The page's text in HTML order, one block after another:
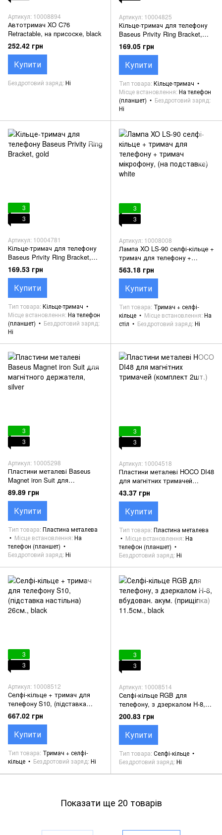
Артикул: 10008894
Автотримач XO C76
Retractable, на присоске, black
252.42 грн
Купити
Бездротовий заряд Ні
Артикул: 10004825
Кільце-тримач для телефону
Baseus Privity Ring Bracket,
black
169.05 грн
Купити
Тип товара Кільце-тримач
Місце встановлення На телефон
(планшет)
Бездротовий заряд
Ні
3
3
Артикул: 10004781
Кільце-тримач для телефону
Baseus Privity Ring Bracket,
gold
169.53 грн
Купити
Тип товара Кільце-тримач
Місце встановлення На телефон
(планшет)
Бездротовий заряд
Ні
3
3
Артикул: 10008008
Лампа XO LS-90 селфі-кільце +
тримач для телефону +
тримач мікрофону, (на
подставке) white
563.18 грн
Купити
Тип товара Тримач + селфі-
кільце
Місце встановлення На
стіл
Бездротовий заряд Ні
3
3
Артикул: 10005298
Пластини металеві Baseus
Magnet iron Suit для
магнітного держателя, silver
89.89 грн
Купити
Тип товара Пластина металева
Місце встановлення На
телефон (планшет)
Бездротовий заряд Ні
3
3
Артикул: 10004518
Пластини металеві HOCO DI48
для магнітних тримачей
(комплект 2шт.)
43.37 грн
Купити
Тип товара Пластина металева
Місце встановлення На
телефон (планшет)
Бездротовий заряд Ні
3
3
Артикул: 10008512
Селфі-кільце + тримач для
телефону S10, (підставка
настільна) 26см., black
667.02 грн
Купити
Тип товара Тримач + селфі-
кільце
Бездротовий заряд Ні
3
3
Артикул: 10008514
Селфі-кільце RGB для
телефону, з дзеркалом H-8,
вбудован. акум. (прищіпка)
11.5см., black
200.83 грн
Купити
Тип товара Селфі-кільце
Бездротовий заряд Ні
Показати ще 20 товарів